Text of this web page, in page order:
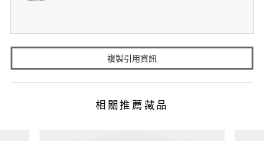
複製引用資訊
相關推薦藏品